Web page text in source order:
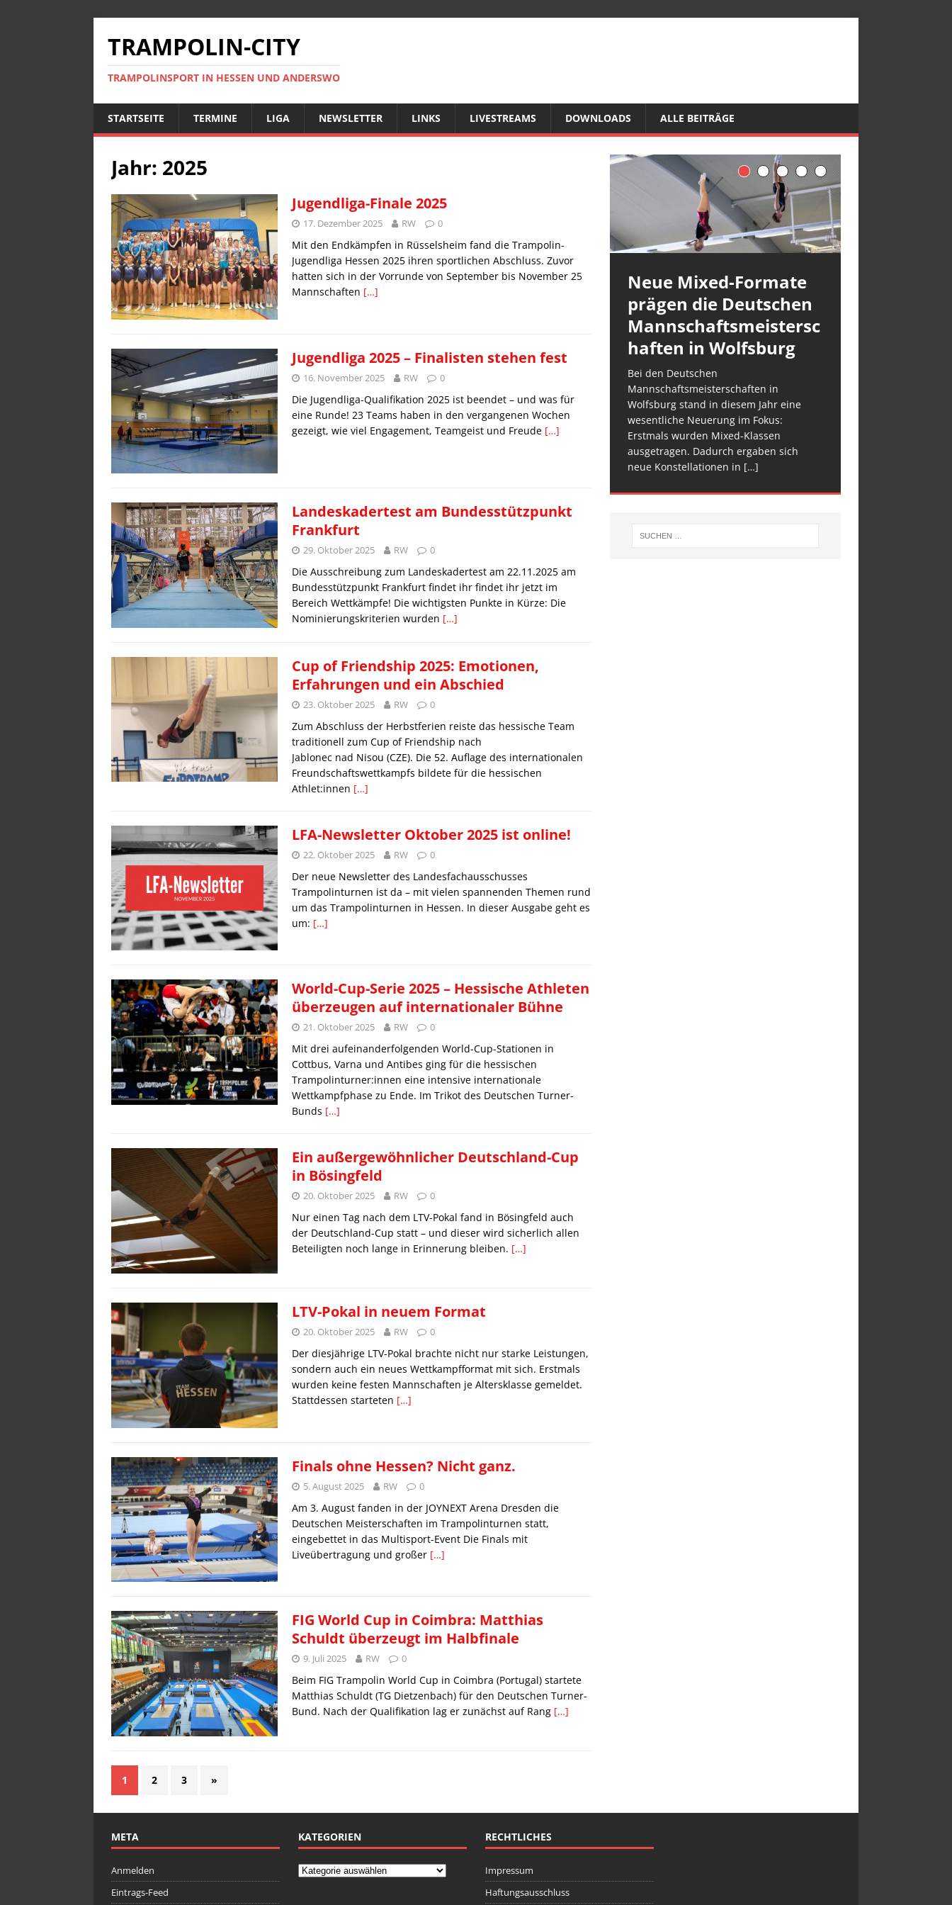
TRAMPOLIN-CITY
TRAMPOLINSPORT IN HESSEN UND ANDERSWO
STARTSEITE TERMINE LIGA NEWSLETTER LINKS LIVESTREAMS DOWNLOADS ALLE BEITRÄGE
Jahr: 2025
Jugendliga-Finale 2025
17. Dezember 2025 RW 0
Mit den Endkämpfen in Rüsselsheim fand die Trampolin-
Jugendliga Hessen 2025 ihren sportlichen Abschluss. Zuvor
hatten sich in der Vorrunde von September bis November 25
Mannschaften […]
Jugendliga 2025 – Finalisten stehen fest
16. November 2025 RW 0
Die Jugendliga-Qualifikation 2025 ist beendet – und was für
eine Runde! 23 Teams haben in den vergangenen Wochen
gezeigt, wie viel Engagement, Teamgeist und Freude […]
Landeskadertest am Bundesstützpunkt
Frankfurt
29. Oktober 2025 RW 0
Die Ausschreibung zum Landeskadertest am 22.11.2025 am
Bundesstützpunkt Frankfurt findet ihr findet ihr jetzt im
Bereich Wettkämpfe! Die wichtigsten Punkte in Kürze: Die
Nominierungskriterien wurden […]
Cup of Friendship 2025: Emotionen,
Erfahrungen und ein Abschied
23. Oktober 2025 RW 0
Zum Abschluss der Herbstferien reiste das hessische Team
traditionell zum Cup of Friendship nach
Jablonec nad Nisou (CZE). Die 52. Auflage des internationalen
Freundschaftswettkampfs bildete für die hessischen
Athlet:innen […]
LFA-Newsletter Oktober 2025 ist online!
22. Oktober 2025 RW 0
Der neue Newsletter des Landesfachausschusses
Trampolinturnen ist da – mit vielen spannenden Themen rund
um das Trampolinturnen in Hessen. In dieser Ausgabe geht es
um: […]
World-Cup-Serie 2025 – Hessische Athleten
überzeugen auf internationaler Bühne
21. Oktober 2025 RW 0
Mit drei aufeinanderfolgenden World-Cup-Stationen in
Cottbus, Varna und Antibes ging für die hessischen
Trampolinturner:innen eine intensive internationale
Wettkampfphase zu Ende. Im Trikot des Deutschen Turner-
Bunds […]
Ein außergewöhnlicher Deutschland-Cup
in Bösingfeld
20. Oktober 2025 RW 0
Nur einen Tag nach dem LTV-Pokal fand in Bösingfeld auch
der Deutschland-Cup statt – und dieser wird sicherlich allen
Beteiligten noch lange in Erinnerung bleiben. […]
LTV-Pokal in neuem Format
20. Oktober 2025 RW 0
Der diesjährige LTV-Pokal brachte nicht nur starke Leistungen,
sondern auch ein neues Wettkampfformat mit sich. Erstmals
wurden keine festen Mannschaften je Altersklasse gemeldet.
Stattdessen starteten […]
Finals ohne Hessen? Nicht ganz.
5. August 2025 RW 0
Am 3. August fanden in der JOYNEXT Arena Dresden die
Deutschen Meisterschaften im Trampolinturnen statt,
eingebettet in das Multisport-Event Die Finals mit
Liveübertragung und großer […]
FIG World Cup in Coimbra: Matthias
Schuldt überzeugt im Halbfinale
9. Juli 2025 RW 0
Beim FIG Trampolin World Cup in Coimbra (Portugal) startete
Matthias Schuldt (TG Dietzenbach) für den Deutschen Turner-
Bund. Nach der Qualifikation lag er zunächst auf Rang […]
1 2 3 »
Neue Mixed-Formate
prägen die Deutschen
Mannschaftsmeistersc
haften in Wolfsburg
Bei den Deutschen
Mannschaftsmeisterschaften in
Wolfsburg stand in diesem Jahr eine
wesentliche Neuerung im Fokus:
Erstmals wurden Mixed-Klassen
ausgetragen. Dadurch ergaben sich
neue Konstellationen in […]
META
Anmelden
Eintrags-Feed
KATEGORIEN RECHTLICHES
Impressum
Haftungsausschluss